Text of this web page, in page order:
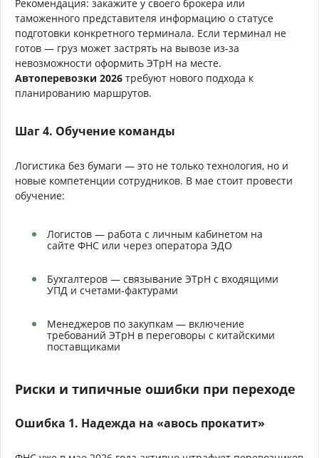
Рекомендация: закажите у своего брокера или
таможенного представителя информацию о статусе
подготовки конкретного терминала. Если терминал не
готов — груз может застрять на вывозе из-за
невозможности оформить ЭТрН на месте.
Автоперевозки 2026 требуют нового подхода к
планированию маршрутов.
Шаг 4. Обучение команды
Логистика без бумаги — это не только технология, но и
новые компетенции сотрудников. В мае стоит провести
обучение:
Логистов — работа с личным кабинетом на
сайте ФНС или через оператора ЭДО
Бухгалтеров — связывание ЭТрН с входящими
УПД и счетами-фактурами
Менеджеров по закупкам — включение
требований ЭТрН в переговоры с китайскими
поставщиками
Риски и типичные ошибки при переходе
Ошибка 1. Надежда на «авось прокатит»